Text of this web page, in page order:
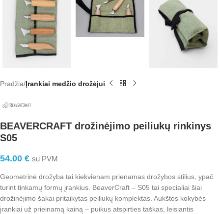
Pradžia Įrankiai medžio drožėjui
BEAVERCRAFT drožinėjimo peiliukų rinkinys
S05
54.00 € su PVM
Geometrinė drožyba tai kiekvienam prienamas drožybos stilius, ypač
turint tinkamų formų įrankius. BeaverCraft – S05 tai specialiai šiai
drožinėjimo šakai pritaikytas peiliukų komplektas. Aukštos kokybės
įrankiai už prieinamą kainą – puikus atspirties taškas, leisiantis